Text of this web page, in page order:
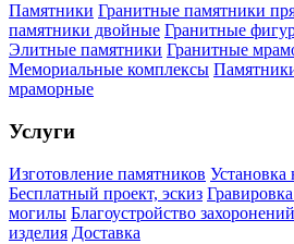
Памятники Гранитные памятники
памятники двойные Гранитные
Элитные памятники Гранитные
Мемориальные комплексы
мраморные
Услуги
Изготовление памятников Установка
Бесплатный проект, эскиз
могилы Благоустройство захоронений
изделия Доставка